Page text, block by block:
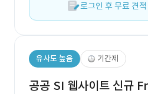
로그인 후 무료 견
유사도 높음 기간제
공공 SI 웹사이트 신규